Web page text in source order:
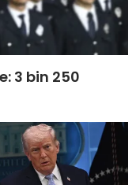
3 bin 250